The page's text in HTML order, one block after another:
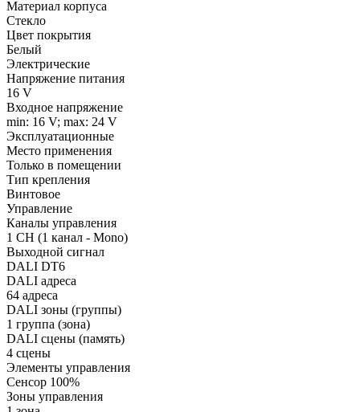
Материал корпуса
Стекло
Цвет покрытия
Белый
Электрические
Напряжение питания
16 V
Входное напряжение
min: 16 V; max: 24 V
Эксплуатационные
Место применения
Только в помещении
Тип крепления
Винтовое
Управление
Каналы управления
1 CH (1 канал - Mono)
Выходной сигнал
DALI DT6
DALI адреса
64 адреса
DALI зоны (группы)
1 группа (зона)
DALI сцены (память)
4 сцены
Элементы управления
Сенсор 100%
Зоны управления